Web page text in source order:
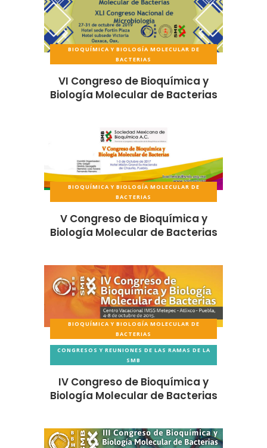
BIOQUÍMICA Y BIOLOGÍA MOLECULAR DE
BACTERIAS
VI Congreso de Bioquímica y
Biología Molecular de Bacterias
BIOQUÍMICA Y BIOLOGÍA MOLECULAR DE
BACTERIAS
V Congreso de Bioquímica y
Biología Molecular de Bacterias
BIOQUÍMICA Y BIOLOGÍA MOLECULAR DE
BACTERIAS
CONGRESOS Y REUNIONES DE LAS RAMAS DE LA
SMB
IV Congreso de Bioquímica y
Biología Molecular de Bacterias